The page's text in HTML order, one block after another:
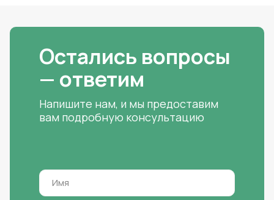
Остались вопросы
— ответим
Напишите нам, и мы предоставим
вам подробную консультацию